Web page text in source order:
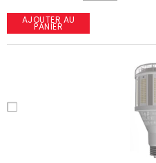
AJOUTER AU
PANIER